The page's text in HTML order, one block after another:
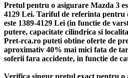
Pretul pentru o asigurare Mazda 3
4129 Lei. Tariful de referinta pentru
este 1389-4129 Lei (in functie de
putere, capacitate cilindrica si
Pret-rca.ro puteti obtine oferte de
aproximativ 40% mai mici fata de
soferii fara accidente, in functie de
Verifica singur pretul exact pentru o